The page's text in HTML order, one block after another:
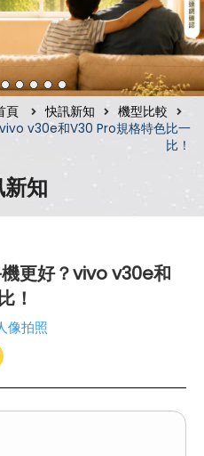
頁 快訊新知
機型比較
vivo v30e和V30 Pro規格特色比一
比！
知
機更好？vivo v30e和
！
像拍照